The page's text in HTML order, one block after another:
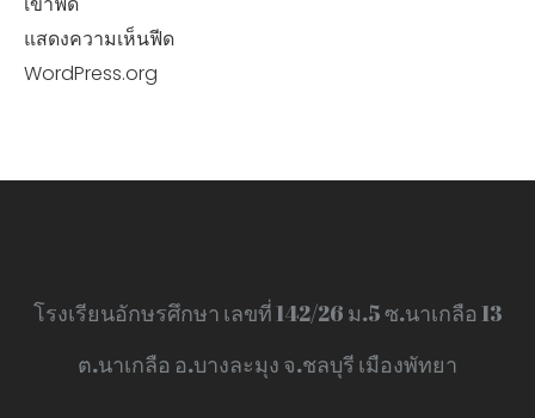
แสดงความเห็นฟีด
WordPress.org
โรงเรียนอักษรศึกษา เลขที่ 142/26 ม.5 ซ.นาเกลือ 13
ต.นาเกลือ อ.บางละมุง จ.ชลบุรี เมืองพัทยา